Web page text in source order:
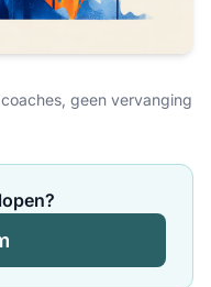
geen vervanging